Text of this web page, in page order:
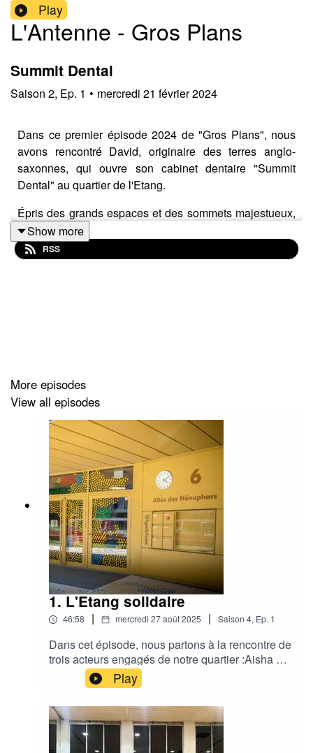
Play
L'Antenne - Gros Plans
Summit Dental
Saison 2, Ep. 1 • mercredi 21 février 2024
Dans ce premier épisode 2024 de "Gros Plans", nous
avons rencontré David, originaire des terres anglo-
saxonnes, qui ouvre son cabinet dentaire "Summit
Dental" au quartier de l'Etang.
Épris des grands espaces et des sommets majestueux,
sa passion pour la montagne se reflète jusqu'au nom de
son cabinet.
Show more
RSS
More episodes
View all episodes
1. L'Etang solidaire
46:58 | mercredi 27 août 2025 | Saison 4, Ep. 1
Dans cet épisode, nous partons à la rencontre de
trois acteurs engagés de notre quartier :Aisha –
pour l’association Anchors for KidsFlo – pour Le
Vestiaire solidaireAlex – pour L’Étang
solidaireEnsemble, ils racontent comment leurs
initiatives tissent des liens de solidarité,
mobilisent les habitants et apportent une aide
concrète aux familles dans le besoin.Le 31 août
Play